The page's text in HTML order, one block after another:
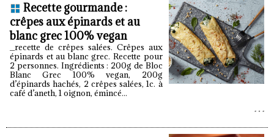
Recette gourmande :
crêpes aux épinards et au
blanc grec 100% vegan
_recette de crêpes salées. Crêpes aux
épinards et au blanc grec. Recette pour
2 personnes. Ingrédients : 200g de Bloc
Blanc Grec 100% vegan, 200g
d’épinards hachés, 2 crêpes salées, 1c. à
café d’aneth, 1 oignon, émincé...